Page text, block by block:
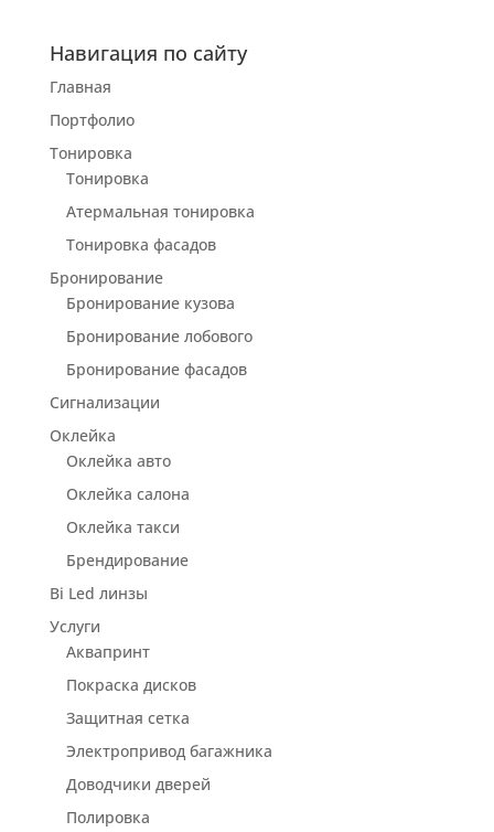
Навигация по сайту
Главная
Портфолио
Тонировка
Тонировка
Атермальная тонировка
Тонировка фасадов
Бронирование
Бронирование кузова
Бронирование лобового
Бронирование фасадов
Сигнализации
Оклейка
Оклейка авто
Оклейка салона
Оклейка такси
Брендирование
Bi Led линзы
Услуги
Аквапринт
Покраска дисков
Защитная сетка
Электропривод багажника
Доводчики дверей
Полировка